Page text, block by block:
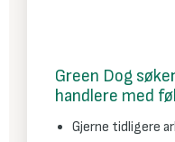
Green Dog
handlere med
Gjerne tidligere